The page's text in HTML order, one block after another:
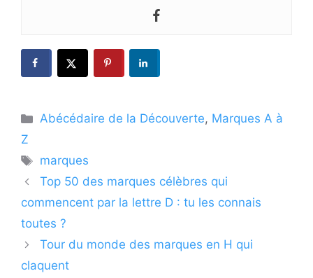
Catégories
Abécédaire de la Découverte, Marques A à
Z
Étiquettes
marques
Top 50 des marques célèbres qui
commencent par la lettre D : tu les connais
toutes ?
Tour du monde des marques en H qui
claquent